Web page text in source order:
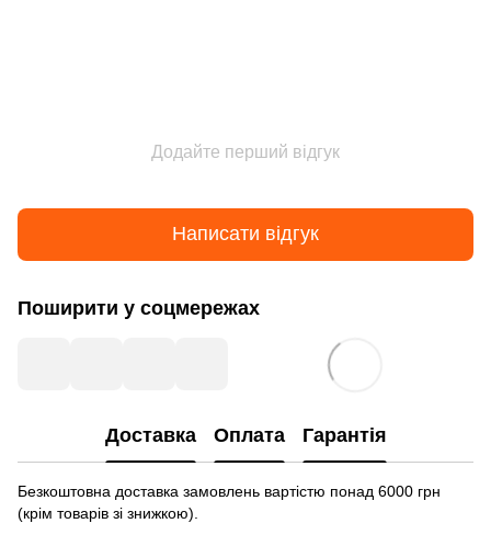
Додайте перший відгук
Написати відгук
Поширити у соцмережах
Доставка Оплата Гарантія
Безкоштовна доставка замовлень вартістю понад 6000 грн
(крім товарів зі знижкою).